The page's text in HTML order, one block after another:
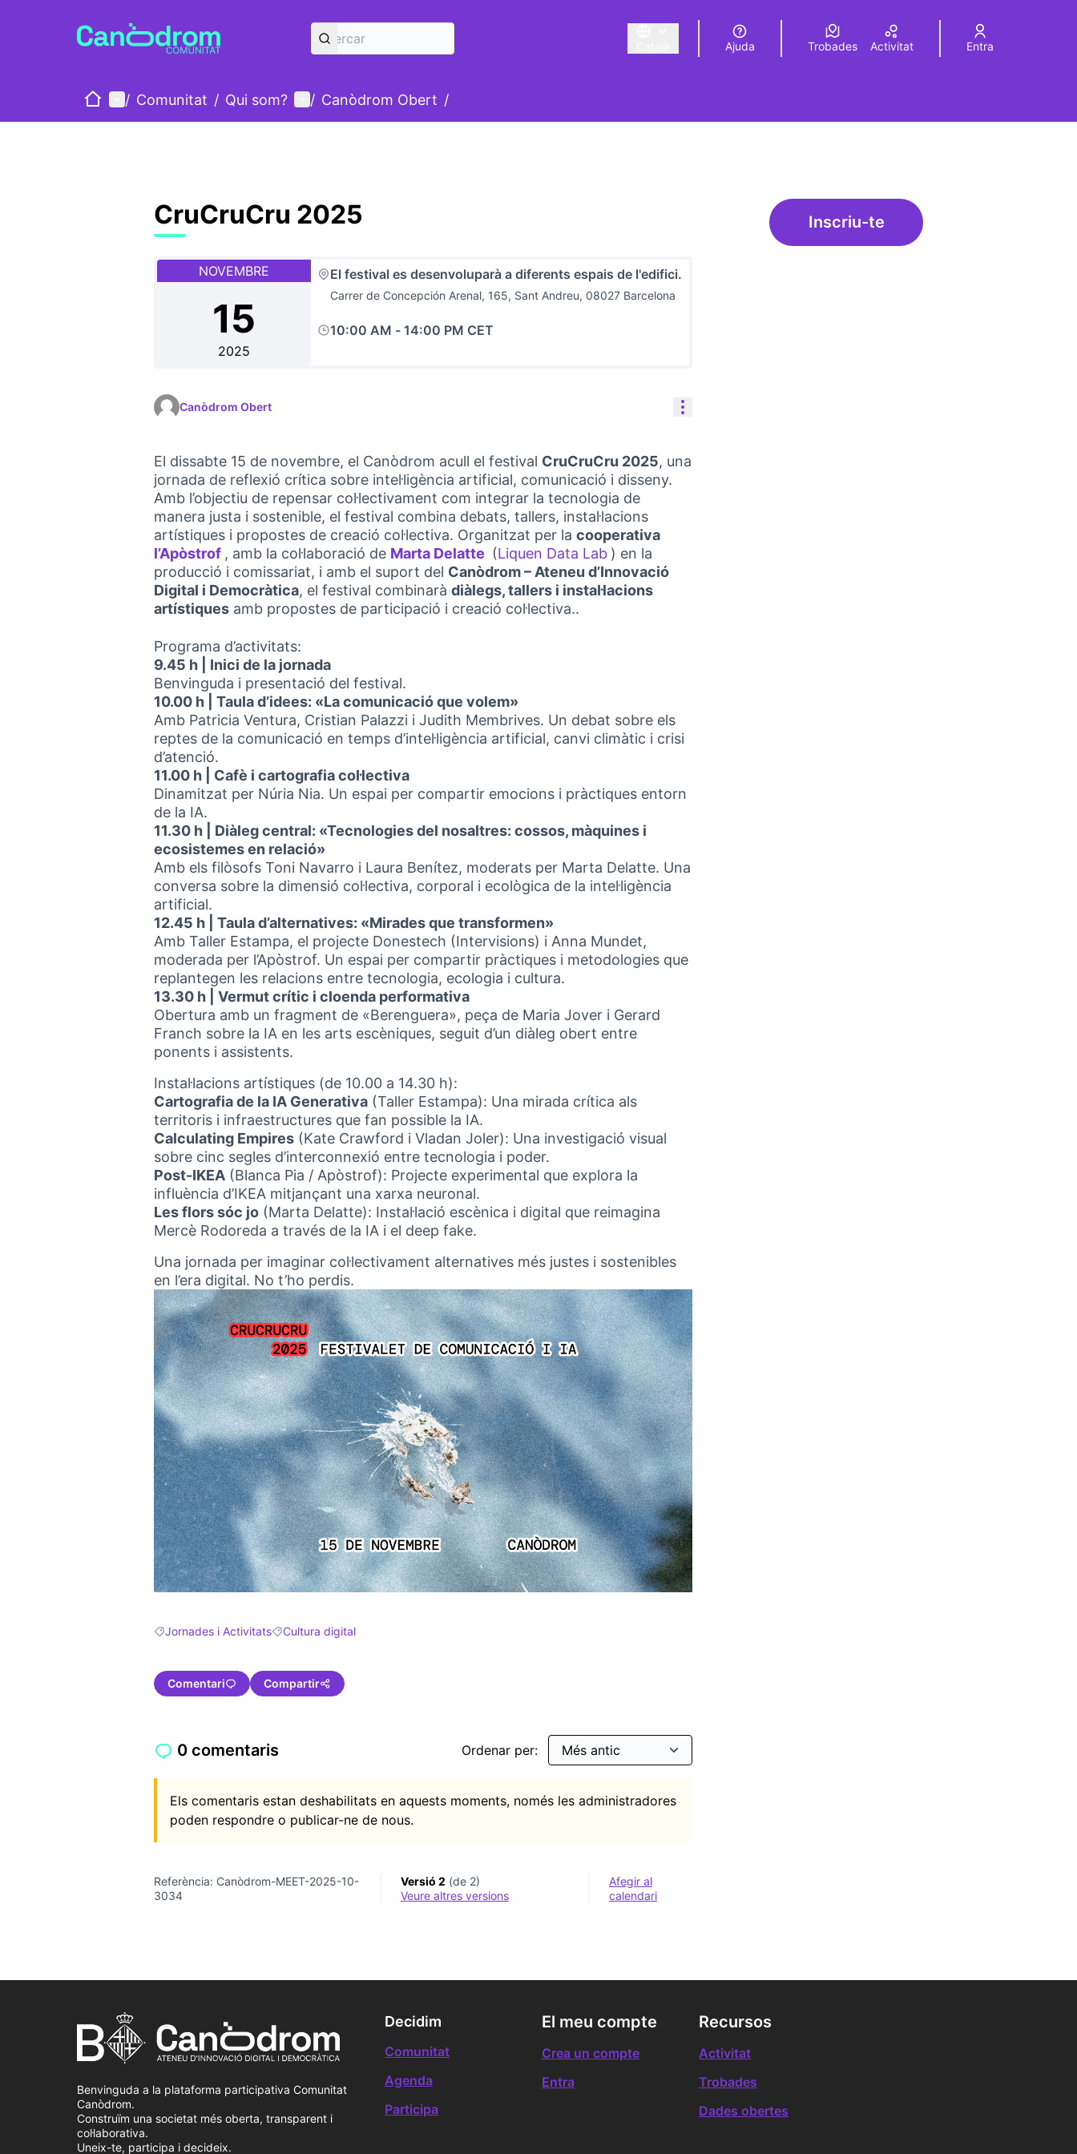
Triar la llengua Elegir el idioma Choose language
Ajuda Trobades Activitat Entra
IniciMenú principal
/ Comunitat / Qui som? Menú d'usuari
/ Canòdrom Obert /
CruCruCru 2025
NOVEMBRE
15
2025
El festival es desenvoluparà a diferents espais de l'edifici.
Carrer de Concepción Arenal, 165, Sant Andreu, 08027 Barcelona
10:00 AM - 14:00 PM CET
Canòdrom Obert Controls de recursos
El dissabte 15 de novembre, el Canòdrom acull el festival CruCruCru 2025, una
jornada de reflexió crítica sobre intel·ligència artificial, comunicació i disseny.
Amb l’objectiu de repensar col·lectivament com integrar la tecnologia de
manera justa i sostenible, el festival combina debats, tallers, instal·lacions
artístiques i propostes de creació col·lectiva. Organitzat per la cooperativa
l’Apòstrof
(Link externo)
, amb la col·laboració de Marta Delatte
(Link externo)
(Liquen Data Lab
(Link externo)
) en la
producció i comissariat, i amb el suport del Canòdrom – Ateneu d’Innovació
Digital i Democràtica, el festival combinarà diàlegs, tallers i instal·lacions
artístiques amb propostes de participació i creació col·lectiva..
Programa d’activitats:
9.45 h | Inici de la jornada
Benvinguda i presentació del festival.
10.00 h | Taula d’idees: «La comunicació que volem»
Amb Patricia Ventura, Cristian Palazzi i Judith Membrives. Un debat sobre els
reptes de la comunicació en temps d’intel·ligència artificial, canvi climàtic i crisi
d’atenció.
11.00 h | Cafè i cartografia col·lectiva
Dinamitzat per Núria Nia. Un espai per compartir emocions i pràctiques entorn
de la IA.
11.30 h | Diàleg central: «Tecnologies del nosaltres: cossos, màquines i
ecosistemes en relació»
Amb els filòsofs Toni Navarro i Laura Benítez, moderats per Marta Delatte. Una
conversa sobre la dimensió col·lectiva, corporal i ecològica de la intel·ligència
artificial.
12.45 h | Taula d’alternatives: «Mirades que transformen»
Amb Taller Estampa, el projecte Donestech (Intervisions) i Anna Mundet,
moderada per l’Apòstrof. Un espai per compartir pràctiques i metodologies que
replantegen les relacions entre tecnologia, ecologia i cultura.
13.30 h | Vermut crític i cloenda performativa
Obertura amb un fragment de «Berenguera», peça de Maria Jover i Gerard
Franch sobre la IA en les arts escèniques, seguit d’un diàleg obert entre
ponents i assistents.
Instal·lacions artístiques (de 10.00 a 14.30 h):
Cartografia de la IA Generativa (Taller Estampa): Una mirada crítica als
territoris i infraestructures que fan possible la IA.
Calculating Empires (Kate Crawford i Vladan Joler): Una investigació visual
sobre cinc segles d’interconnexió entre tecnologia i poder.
Post-IKEA (Blanca Pia / Apòstrof): Projecte experimental que explora la
influència d’IKEA mitjançant una xarxa neuronal.
Les flors sóc jo (Marta Delatte): Instal·lació escènica i digital que reimagina
Mercè Rodoreda a través de la IA i el deep fake.
Una jornada per imaginar col·lectivament alternatives més justes i sostenibles
en l’era digital. No t’ho perdis.
Resultats en filtrar per: Jornades i Activitats
Jornades i ActivitatsResultats en filtrar per: Cultura digital
Cultura digital
Comentari Compartir
Inscriu-te
0 comentaris Ordenar per:
Els comentaris estan deshabilitats en aquests moments, només les administradores
poden respondre o publicar-ne de nous.
Referència: Canòdrom-MEET-2025-10-
3034
Versió 2 (de 2)
veure altres versions
Afegir al
calendari
Benvinguda a la plataforma participativa Comunitat
Canòdrom.
Construïm una societat més oberta, transparent i
col·laborativa.
Uneix-te, participa i decideix.
Decidim
Comunitat
Agenda
Participa
El meu compte
Crea un compte
Entra
Recursos
Activitat
Trobades
Dades obertes